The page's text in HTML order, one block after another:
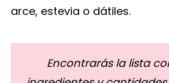
arce, estevia o dátiles.
Encontrarás la lista